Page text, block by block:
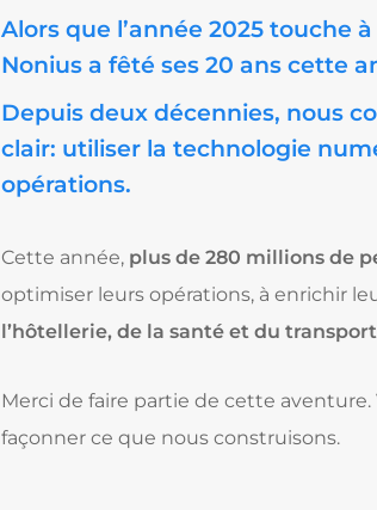
Alors que l’année 2025 touche
Nonius a fêté ses 20 ans cette
Depuis deux décennies, nous
clair: utiliser la technologie
opérations.
Cette année, plus de 280 millions de
optimiser leurs opérations, à enrichir
l’hôtellerie, de la santé et du
Merci de faire partie de cette
façonner ce que nous construisons.